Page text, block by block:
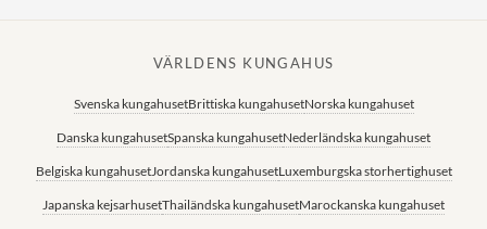
VÄRLDENS KUNGAHUS
Svenska kungahusetBrittiska kungahusetNorska kungahuset
Danska kungahusetSpanska kungahusetNederländska kungahuset
Belgiska kungahusetJordanska kungahusetLuxemburgska storhertighuset
Japanska kejsarhusetThailändska kungahusetMarockanska kungahuset